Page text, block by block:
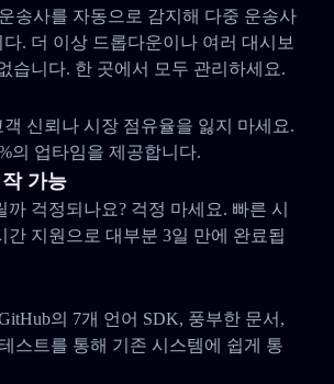
송사를 자동으로 감지해 다중 운송사
. 더 이상 드롭다운이나 여러 대시보
습니다. 한 곳에서 모두 관리하세요.
신뢰나 시장 점유율을 잃지 마세요.
의 업타임을 제공합니다.
가능
까 걱정되나요? 걱정 마세요. 빠른 시
간 지원으로 대부분 3일 만에 완료됩
의 7개 언어 SDK, 풍부한 문서,
스트를 통해 기존 시스템에 쉽게 통